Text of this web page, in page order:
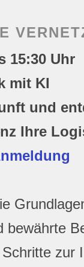
15:30 Uhr
mit KI
und
Ihre
bewährte
zur